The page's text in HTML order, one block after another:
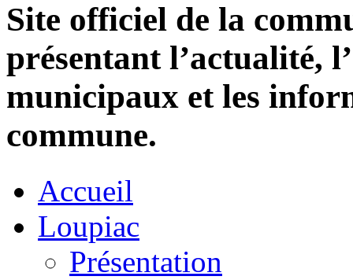
Site officiel de la
présentant l’actualité,
municipaux et les
commune.
Accueil
Loupiac
Présentation